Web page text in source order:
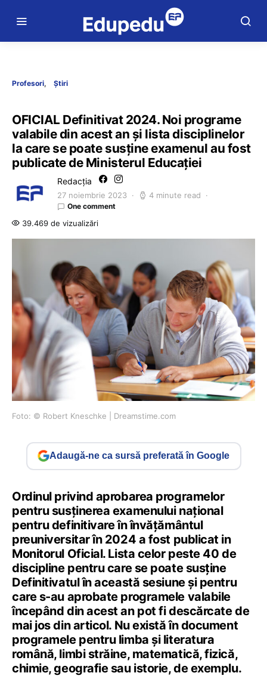
Profesori Știri
OFICIAL Definitivat 2024. Noi programe
valabile din acest an și lista disciplinelor
la care se poate susține examenul au fost
publicate de Ministerul Educației
Redacția
27 noiembrie 2023 4 minute read
One comment
39.469 de vizualizări
Foto: © Robert Kneschke | Dreamstime.com
Adaugă-ne ca sursă preferată în Google
Ordinul privind aprobarea programelor
pentru susținerea examenului național
pentru definitivare în învățământul
preuniversitar în 2024 a fost publicat in
Monitorul Oficial. Lista celor peste 40 de
discipline pentru care se poate susține
Definitivatul în această sesiune și pentru
care s-au aprobate programele valabile
începând din acest an pot fi descărcate de
mai jos din articol. Nu există în document
programele pentru limba și literatura
română, limbi străine, matematică, fizică,
chimie, geografie sau istorie, de exemplu.